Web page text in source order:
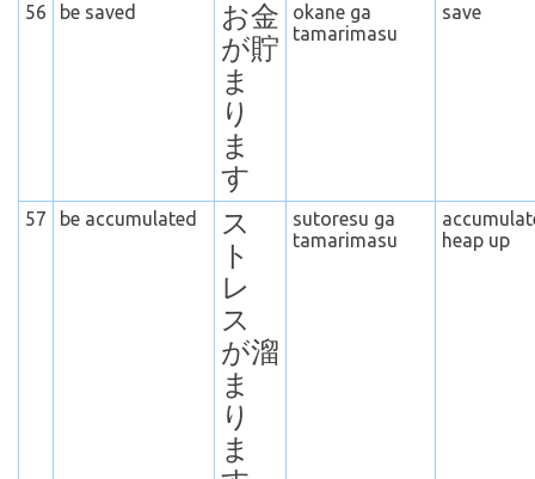
56 be saved
お金
が貯
ま
り
ま
す
okane ga
tamarimasu
save
57 be accumulated
ス
ト
レ
ス
が溜
ま
り
ま
sutoresu ga
tamarimasu
heap up